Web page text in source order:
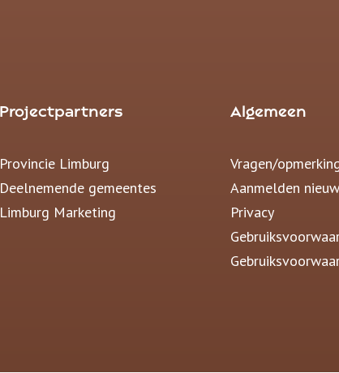
Projectpartners
Provincie Limburg
Deelnemende gemeentes
Limburg Marketing
Algemeen
Vragen/
Aanmelden
Privacy